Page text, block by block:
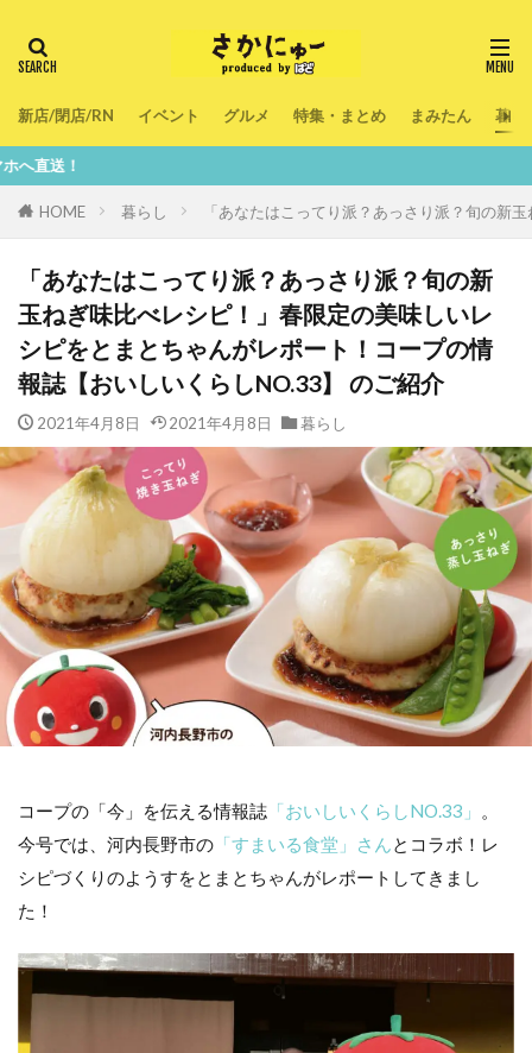
新店/閉店/RN イベント グルメ 特集・まとめ まみたん 暮ら
HOME 暮らし 「あなたはこってり派？あっさり派？旬の新
「あなたはこってり派？あっさり派？旬の新
玉ねぎ味比べレシピ！」春限定の美味しいレ
シピをとまとちゃんがレポート！コープの情
報誌【おいしいくらしNO.33】 のご紹介
2021年4月8日 2021年4月8日 暮らし
コープの「今」を伝える情報誌 「おいしいくらしNO.33」
今号では、河内長野市の 「すまいる食堂」さん とコラボ！レ
シピづくりのようすをとまとちゃんがレポートしてきまし
た！